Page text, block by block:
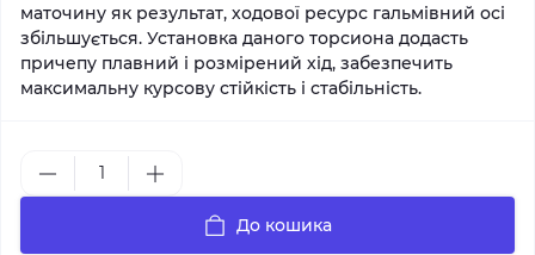
маточину як результат, ходової ресурс гальмівний осі
збільшується. Установка даного торсиона додасть
причепу плавний і розмірений хід, забезпечить
максимальну курсову стійкість і стабільність.
До кошика